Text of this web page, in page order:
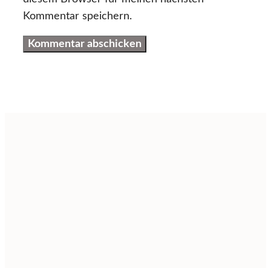
Kommentar speichern.